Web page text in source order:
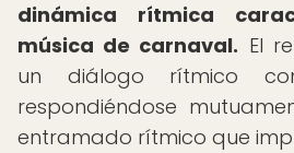
dinámica rítmica
música de carnaval. El
un diálogo rítmico
respondiéndose
entramado rítmico que